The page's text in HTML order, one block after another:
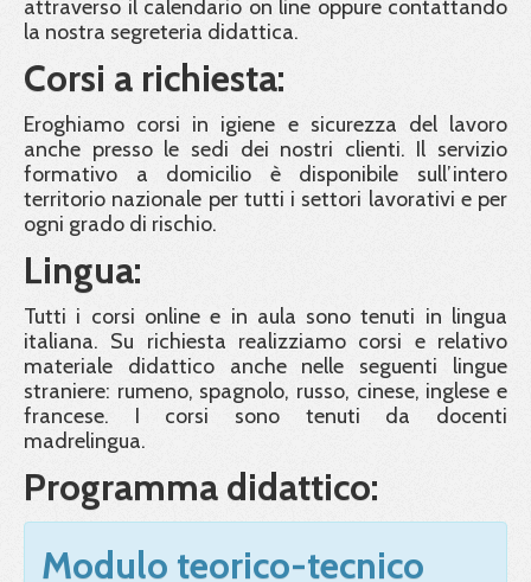
attraverso il calendario on line oppure contattando
la nostra segreteria didattica.
Corsi a richiesta:
Eroghiamo corsi in igiene e sicurezza del lavoro
anche presso le sedi dei nostri clienti. Il servizio
formativo a domicilio è disponibile sull’intero
territorio nazionale per tutti i settori lavorativi e per
ogni grado di rischio.
Lingua:
Tutti i corsi online e in aula sono tenuti in lingua
italiana. Su richiesta realizziamo corsi e relativo
materiale didattico anche nelle seguenti lingue
straniere: rumeno, spagnolo, russo, cinese, inglese e
francese. I corsi sono tenuti da docenti
madrelingua.
Programma didattico:
Modulo teorico-tecnico